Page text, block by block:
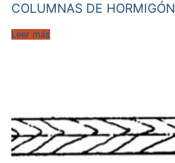
COLUMNAS DE HORMIGÓN
Leer más